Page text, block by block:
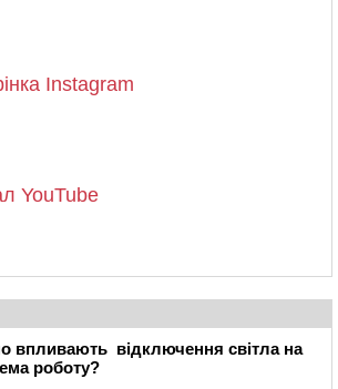
Instagram
YouTube
впливають відключення світла на
роботу?